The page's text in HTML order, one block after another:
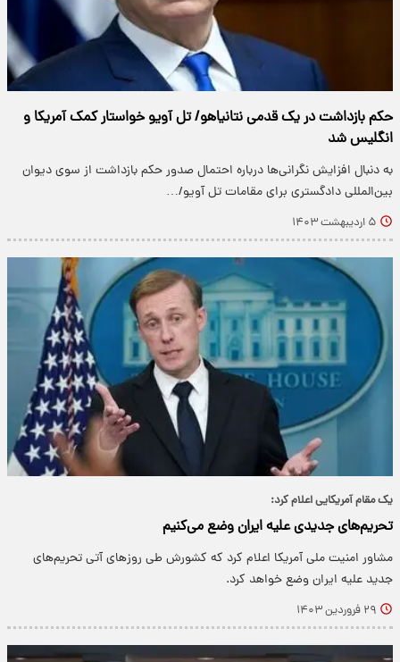
حکم بازداشت در یک قدمی نتانیاهو/ تل آویو خواستار کمک آمریکا و
انگلیس شد
به دنبال افزایش نگرانی‌ها درباره احتمال صدور حکم بازداشت از سوی دیوان
بین‌المللی دادگستری برای مقامات تل آویو/…
۵ اردیبهشت ۱۴۰۳
یک مقام آمریکایی اعلام کرد:
تحریم‌های جدیدی علیه ایران وضع می‌کنیم
مشاور امنیت ملی آمریکا اعلام کرد که کشورش طی روزهای آتی تحریم‌های
جدید علیه ایران وضع خواهد کرد.
۲۹ فروردین ۱۴۰۳